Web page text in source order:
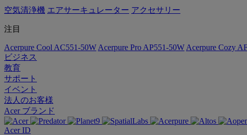
空気清浄機 エアサーキュレーター アクセサリー
注目
Acerpure Cool AC551-50W Acerpure Pro AP551-50W Acerpure Cozy
ビジネス
教育
サポート
イベント
法人のお客様
Acer ブランド
Acer ID